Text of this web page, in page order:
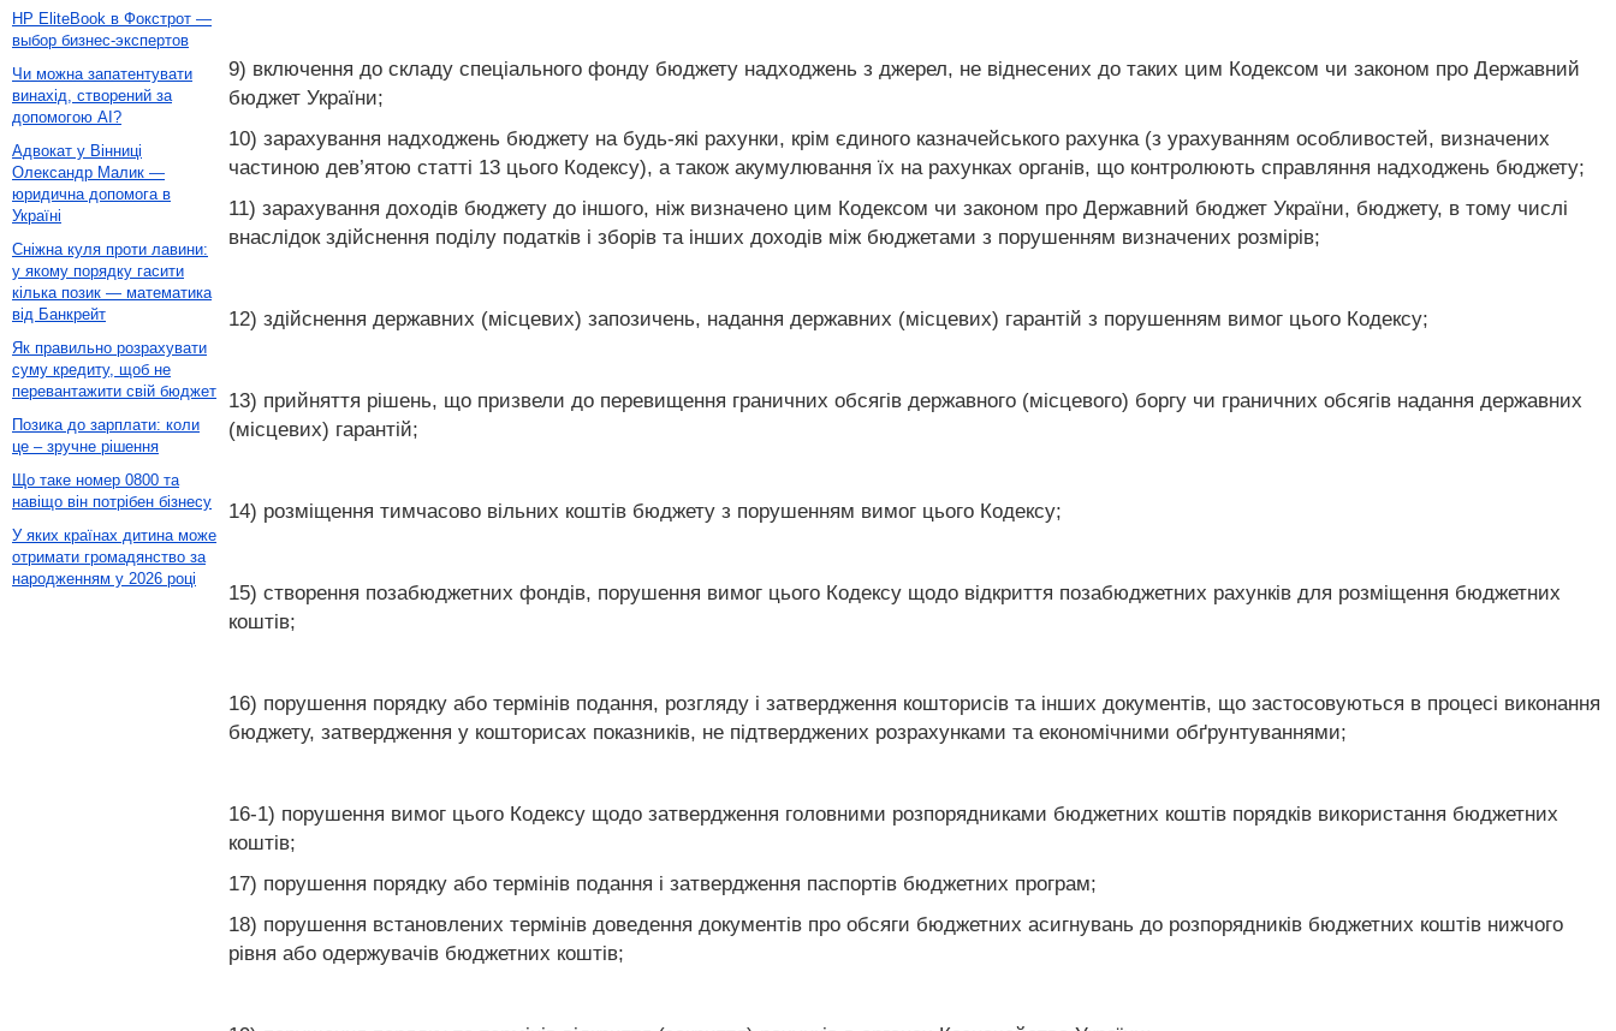
9) включення до складу спеціального фонду бюджету надходжень з джерел, не віднесених до таких цим Кодексом чи законом про Державний
бюджет України;
10) зарахування надходжень бюджету на будь-які рахунки, крім єдиного казначейського рахунка (з урахуванням особливостей, визначених
частиною дев’ятою статті 13 цього Кодексу), а також акумулювання їх на рахунках органів, що контролюють справляння надходжень бюджету;
11) зарахування доходів бюджету до іншого, ніж визначено цим Кодексом чи законом про Державний бюджет України, бюджету, в тому числі
внаслідок здійснення поділу податків і зборів та інших доходів між бюджетами з порушенням визначених розмірів;
12) здійснення державних (місцевих) запозичень, надання державних (місцевих) гарантій з порушенням вимог цього Кодексу;
13) прийняття рішень, що призвели до перевищення граничних обсягів державного (місцевого) боргу чи граничних обсягів надання державних
(місцевих) гарантій;
14) розміщення тимчасово вільних коштів бюджету з порушенням вимог цього Кодексу;
15) створення позабюджетних фондів, порушення вимог цього Кодексу щодо відкриття позабюджетних рахунків для розміщення бюджетних
коштів;
16) порушення порядку або термінів подання, розгляду і затвердження кошторисів та інших документів, що застосовуються в процесі виконання
бюджету, затвердження у кошторисах показників, не підтверджених розрахунками та економічними обґрунтуваннями;
16-1) порушення вимог цього Кодексу щодо затвердження головними розпорядниками бюджетних коштів порядків використання бюджетних
коштів;
17) порушення порядку або термінів подання і затвердження паспортів бюджетних програм;
18) порушення встановлених термінів доведення документів про обсяги бюджетних асигнувань до розпорядників бюджетних коштів нижчого
рівня або одержувачів бюджетних коштів;
HP EliteBook в Фокстрот —
выбор бизнес-экспертов
Чи можна запатентувати
винахід, створений за
допомогою AI?
Адвокат у Вінниці
Олександр Малик —
юридична допомога в
Україні
Сніжна куля проти лавини:
у якому порядку гасити
кілька позик — математика
від Банкрейт
Як правильно розрахувати
суму кредиту, щоб не
перевантажити свій бюджет
Позика до зарплати: коли
це – зручне рішення
Що таке номер 0800 та
навіщо він потрібен бізнесу
У яких країнах дитина може
отримати громадянство за
народженням у 2026 році